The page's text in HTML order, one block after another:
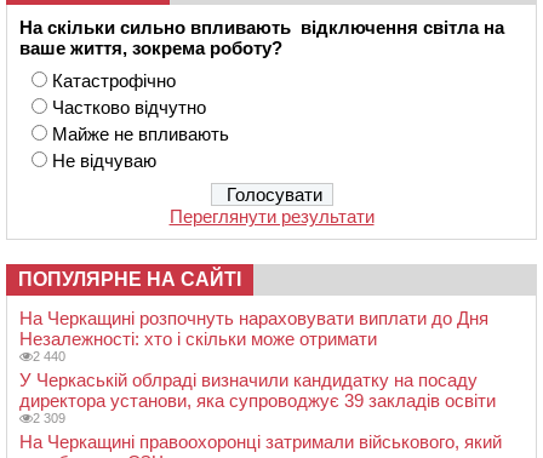
На скільки сильно впливають відключення світла на
ваше життя, зокрема роботу?
Катастрофічно
Частково відчутно
Майже не впливають
Не відчуваю
Переглянути результати
ПОПУЛЯРНЕ НА САЙТІ
На Черкащині розпочнуть нараховувати виплати до Дня
Незалежності: хто і скільки може отримати
2 440
У Черкаській облраді визначили кандидатку на посаду
директора установи, яка супроводжує 39 закладів освіти
2 309
На Черкащині правоохоронці затримали військового, який